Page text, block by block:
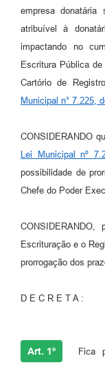
empresa
atribuível à
impactando no
Escritura Pública
Cartório de
Municipal n° 7.225,
CONSIDERANDO
Lei Municipal nº
possibilidade de
Chefe do Poder
Escrituração e o
prorrogação dos
D E C R E T A :
Art. 1º Fica